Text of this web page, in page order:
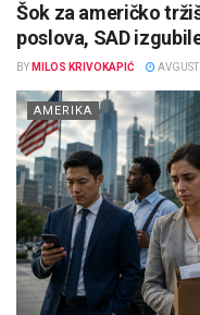
Šok za američko
poslova, SAD
BY MILOS KRIVOKAPIĆ
AMERIKA